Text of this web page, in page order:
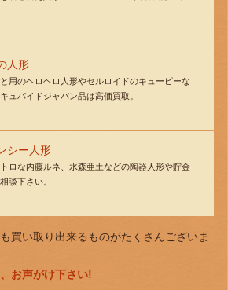
人形
用のヘロヘロ人形やセルロイドのキューピーな
ュパイドジャパン品は高価買取。
シー人形
ロな内藤ルネ、水森亜土などの陶器人形や貯金
談下さい。
買い取り出来るものがたくさんございま
お声がけ下さい!